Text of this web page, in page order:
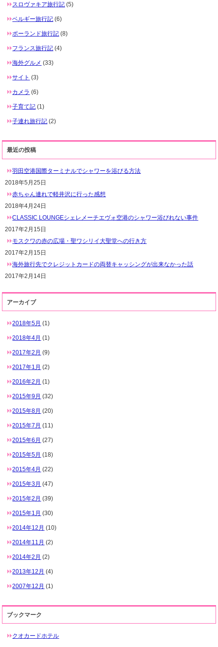
スロヴァキア旅行記 (5)
ベルギー旅行記 (6)
ポーランド旅行記 (8)
フランス旅行記 (4)
海外グルメ (33)
サイト (3)
カメラ (6)
子育て記 (1)
子連れ旅行記 (2)
最近の投稿
羽田空港国際ターミナルでシャワーを浴びる方法
2018年5月25日
赤ちゃん連れで軽井沢に行った感想
2018年4月24日
CLASSIC LOUNGEシェレメーチエヴォ空港のシャワー浴びれない事件
2017年2月15日
モスクワの赤の広場・聖ワシリイ大聖堂への行き方
2017年2月15日
海外旅行先でクレジットカードの両替キャッシングが出来なかった話
2017年2月14日
アーカイブ
2018年5月 (1)
2018年4月 (1)
2017年2月 (9)
2017年1月 (2)
2016年2月 (1)
2015年9月 (32)
2015年8月 (20)
2015年7月 (11)
2015年6月 (27)
2015年5月 (18)
2015年4月 (22)
2015年3月 (47)
2015年2月 (39)
2015年1月 (30)
2014年12月 (10)
2014年11月 (2)
2014年2月 (2)
2013年12月 (4)
2007年12月 (1)
ブックマーク
クオカードホテル